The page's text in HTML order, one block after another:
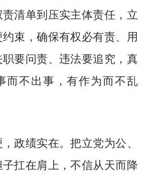
清单到压实主体责任，立
束，确保有权必有责、用
要问责、违法要追究，真
而不出事，有作为而不乱
绩实在。把立党为公、
扛在肩上，不信从天而降